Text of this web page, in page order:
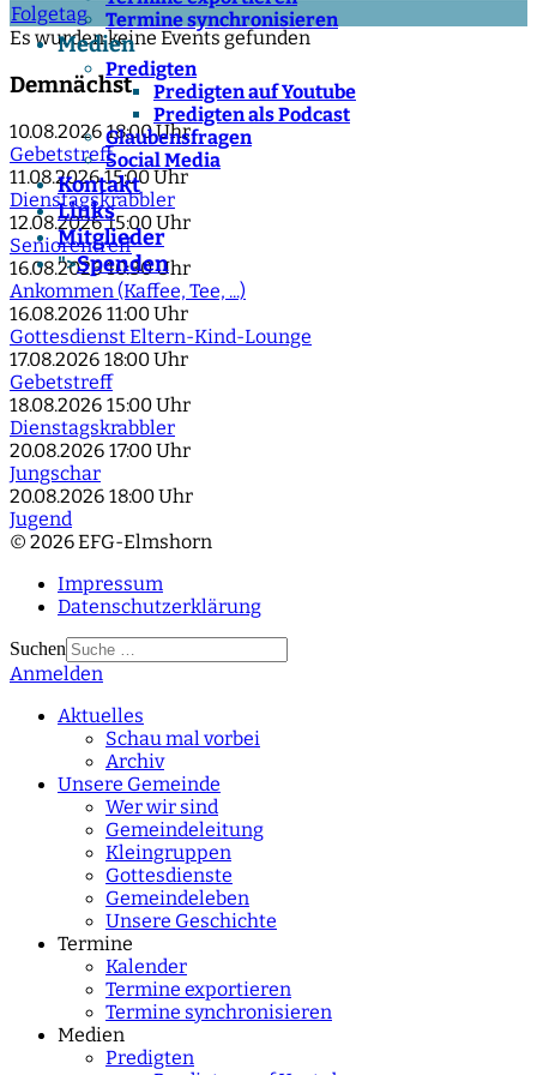
Termine synchronisieren
Medien
Predigten
Predigten auf Youtube
Predigten als Podcast
Glaubensfragen
Social Media
Kontakt
Links
Mitglieder
">Spenden
Folgetag
Es wurden keine Events gefunden
Demnächst
10.08.2026 18:00 Uhr
Gebetstreff
11.08.2026 15:00 Uhr
Dienstagskrabbler
12.08.2026 15:00 Uhr
Seniorentreff
16.08.2026 10:30 Uhr
Ankommen (Kaffee, Tee, ...)
16.08.2026 11:00 Uhr
Gottesdienst Eltern-Kind-Lounge
17.08.2026 18:00 Uhr
Gebetstreff
18.08.2026 15:00 Uhr
Dienstagskrabbler
20.08.2026 17:00 Uhr
Jungschar
20.08.2026 18:00 Uhr
Jugend
© 2026 EFG-Elmshorn
Impressum
Datenschutzerklärung
Suchen
Type 2 or more
Anmelden
Aktuelles
Schau mal vorbei
Archiv
Unsere Gemeinde
Wer wir sind
Gemeindeleitung
Kleingruppen
Gottesdienste
Gemeindeleben
Unsere Geschichte
Termine
Kalender
Termine exportieren
Termine synchronisieren
Medien
Predigten